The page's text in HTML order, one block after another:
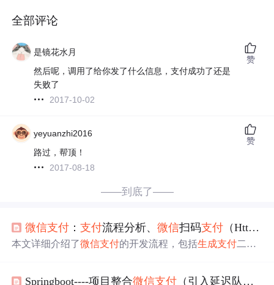
全部评论
是镜花水月
然后呢，调用了给你发了什么信息，支付成功了还是
失败了
2017-10-02
赞
yeyuanzhi2016
路过，帮顶！
2017-08-18
赞
——到底了——
微信支付 ：支付流程分析、微信扫码支付 （HttpClient）、
本文详细介绍了微信支付的开发流程，包括生成支付二维
lient工具类和RabbitMQ实现支付状态的实时同步，并在 订
Springboot----项目整合微信支付 （引入延迟队列实现